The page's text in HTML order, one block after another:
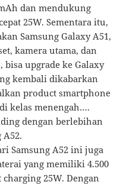
dan mendukung
25W. Sementara itu,
Samsung Galaxy A51,
kamera utama, dan
upgrade ke Galaxy
kembali dikabarkan
product smartphone
kelas menengah….
dengan berlebihan
Samsung A52 ini juga
yang memiliki 4.500
25W. Dengan